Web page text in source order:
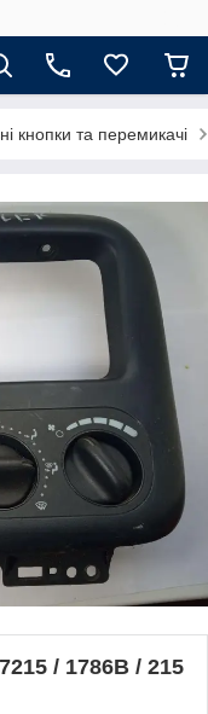
кнопки та перемикачі
/ 1786B / 215